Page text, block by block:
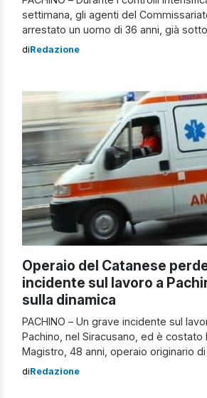
settimana, gli agenti del
arrestato un uomo di 36 anni, già
domiciliari con braccialetto
partita proprio dal dispositivo
[…]
diRedazione
Operaio del Catanese
incidente sul lavoro a
sulla dinamica
PACHINO – Un grave incidente sul
Pachino, nel Siracusano, ed è costato
Magistro, 48 anni, operaio originario di
(Catania). Secondo le prime
diRedazione